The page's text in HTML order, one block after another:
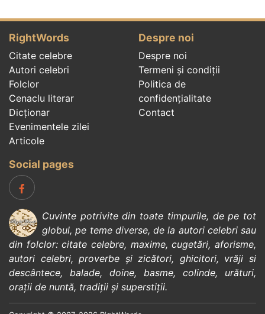
RightWords
Citate celebre
Autori celebri
Folclor
Cenaclu literar
Dicționar
Evenimentele zilei
Articole
Despre noi
Despre noi
Termeni și condiții
Politica de
confidenţialitate
Contact
Social pages
Cuvinte potrivite din toate timpurile, de pe tot
globul, pe teme diverse, de la autori celebrisau
din folclor:citate celebre, maxime,cugetări,aforisme,
autori celebri,proverbe și zicători, ghicitori, vrăji si
descântece, balade, doine, basme, colinde, urături,
orații de nuntă, tradiții și superstiții.